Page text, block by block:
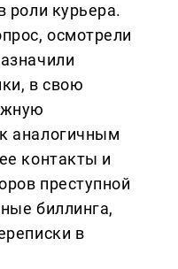
роли курьера.
осмотрели
в свою
аналогичным
контакты и
преступной
биллинга,
в